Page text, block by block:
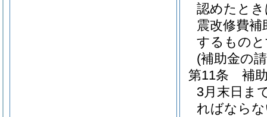
認めたと
震改修費補
するもの
(補助金の
第11条
補
3月末日ま
ればなら